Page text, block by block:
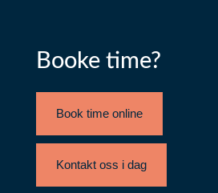
Booke time?
Book time online
Kontakt oss i dag